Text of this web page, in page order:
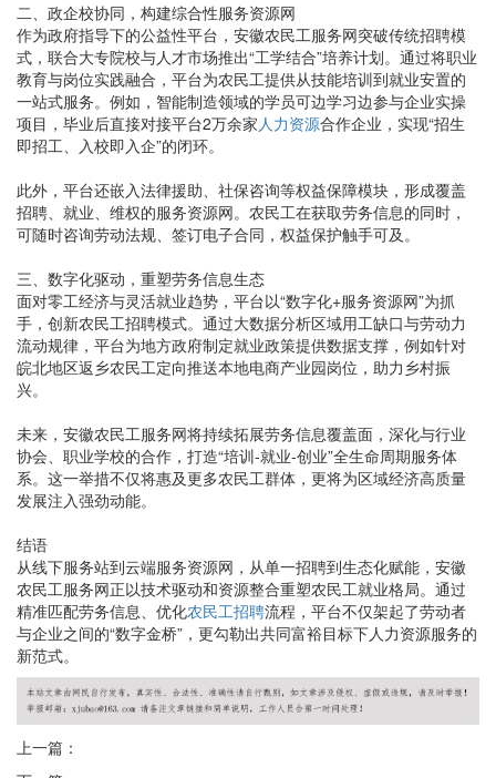
二、政企校协同，构建综合性服务资源网
作为政府指导下的公益性平台，安徽农民工服务网突破传统招聘模
式，联合大专院校与人才市场推出“工学结合”培养计划。通过将职业
教育与岗位实践融合，平台为农民工提供从技能培训到就业安置的
一站式服务。例如，智能制造领域的学员可边学习边参与企业实操
项目，毕业后直接对接平台2万余家人力资源合作企业，实现“招生
即招工、入校即入企”的闭环。
此外，平台还嵌入法律援助、社保咨询等权益保障模块，形成覆盖
招聘、就业、维权的服务资源网。农民工在获取劳务信息的同时，
可随时咨询劳动法规、签订电子合同，权益保护触手可及。
三、数字化驱动，重塑劳务信息生态
面对零工经济与灵活就业趋势，平台以“数字化+服务资源网”为抓
手，创新农民工招聘模式。通过大数据分析区域用工缺口与劳动力
流动规律，平台为地方政府制定就业政策提供数据支撑，例如针对
皖北地区返乡农民工定向推送本地电商产业园岗位，助力乡村振
兴。
未来，安徽农民工服务网将持续拓展劳务信息覆盖面，深化与行业
协会、职业学校的合作，打造“培训-就业-创业”全生命周期服务体
系。这一举措不仅将惠及更多农民工群体，更将为区域经济高质量
发展注入强劲动能。
结语
从线下服务站到云端服务资源网，从单一招聘到生态化赋能，安徽
农民工服务网正以技术驱动和资源整合重塑农民工就业格局。通过
精准匹配劳务信息、优化农民工招聘流程，平台不仅架起了劳动者
与企业之间的“数字金桥”，更勾勒出共同富裕目标下人力资源服务的
新范式。
上一篇：